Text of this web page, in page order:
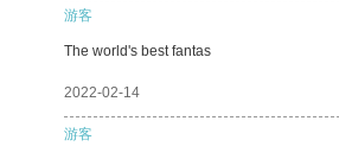
游客
The world's best fantas
2022-02-14
游客